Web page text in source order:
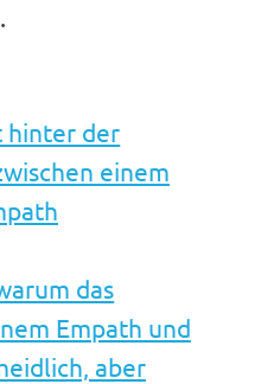
hinter der
einem
das
Empath und
aber